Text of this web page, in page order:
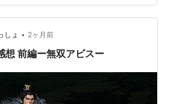
装チェンジなし・・！いずれ追加
劉備必殺技 はやいかるいつよいひろ
通常アクションは既存劉備と同じな
刀流を初めて見たときはちょっと
しょ • 2ヶ月前
想 前編ー無双アビスー